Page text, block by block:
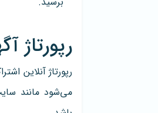
رپورتاژ
رپورتاژ آنلاین
می‌شود مانند